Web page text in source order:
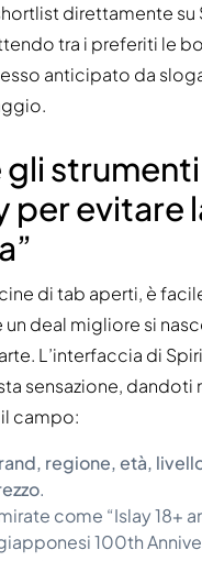
direttamente su
tra i preferiti le
anticipato da
gli
per evitare
di tab aperti, è
un deal migliore si
L’interfaccia di
sensazione, dandoti
campo:
regione, età,
.
come “Islay 18+
100th